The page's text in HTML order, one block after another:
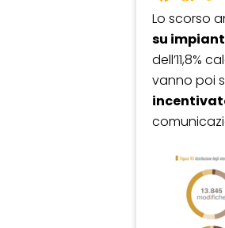
Lo scorso
su
dell’11,8%
vanno poi